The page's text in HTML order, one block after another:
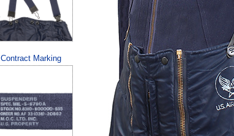
Contract Marking